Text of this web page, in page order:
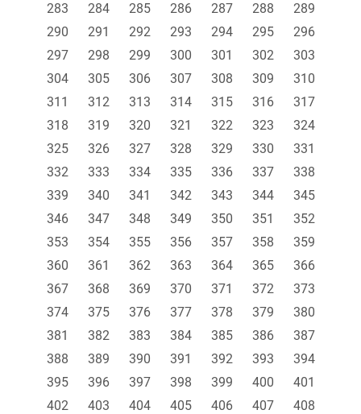
283
284 285 286 287 288
289
290
291 292 293 294 295
296
297
298 299 300 301 302
303
304
305 306 307 308 309
310
311
312 313 314 315 316
317
318
319 320 321 322 323
324
325
326 327 328 329 330
331
332
333 334 335 336 337
338
339
340 341 342 343 344
345
346
347 348 349 350 351
352
353
354 355 356 357 358
359
360
361 362 363 364 365
366
367
368 369 370 371 372
373
374
375 376 377 378 379
380
381
382 383 384 385 386
387
388
389 390 391 392 393
394
395
396 397 398 399 400
401
402
403 404 405 406 407
408